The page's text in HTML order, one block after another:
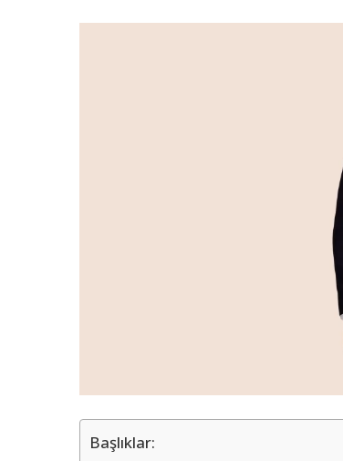
Başlıklar: